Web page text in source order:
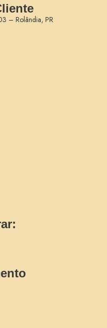
– Rolândia, PR